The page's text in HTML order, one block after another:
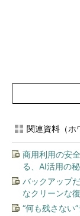
関連資料（ホ
商用利用の安
る、AI活用の
バックアップ
なクリーンな
“何も残さない